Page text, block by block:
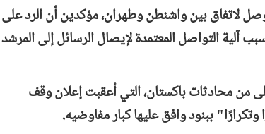
لاتفاق بين واشنطن وطهران، مؤكدين أن الرد على
آلية التواصل المعتمدة لإيصال الرسائل إلى المرشد
من محادثات باكستان، التي أعقبت إعلان وقف
ببنود وافق عليها كبار مفاوضيه.